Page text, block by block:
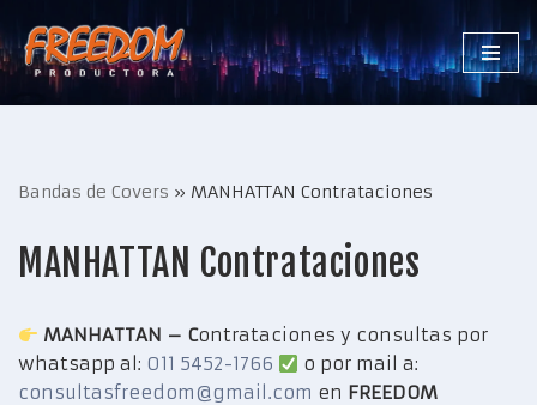
Saltar
Bandas de Covers » MANHATTAN Contrataciones
MANHATTAN Contrataciones
MANHATTAN – Contrataciones y consultas por
whatsapp al: 011 5452-1766
o por mail a:
consultasfreedom@gmail.com en FREEDOM